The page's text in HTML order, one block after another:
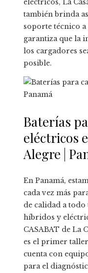
eléctricos, La
también brinda
soporte técnico a
garantiza que la
los cargadores
posible.
Baterías
eléctricos
Alegre |
En Panamá,
cada vez más
de calidad a
híbridos y
CASABAT de La
es el primer
cuenta con
para el